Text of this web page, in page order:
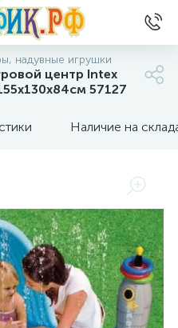
надувные игрушки
центр Intex
57127
Наличие на